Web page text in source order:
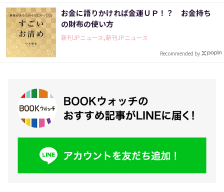
お金に語りかければ金運ＵＰ！？ お金持ち
の財布の使い方
新刊JPニュース,新刊JPニュース
Recommended by